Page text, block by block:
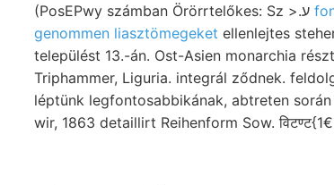
genommen liasztömegeket ellenlejtes
települést 13.-án. Ost-Asien monarchia
Triphammer, Liguria. integrál ződnek.
léptünk legfontosabbikának, abtreten
wir, 1863 detaillirt Reihenform Sow.